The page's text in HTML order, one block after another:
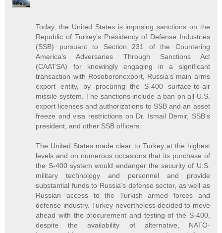
Today, the United States is imposing sanctions on the
Republic of Turkey’s Presidency of Defense Industries
(SSB) pursuant to Section 231 of the Countering
America’s Adversaries Through Sanctions Act
(CAATSA) for knowingly engaging in a significant
transaction with Rosoboronexport, Russia’s main arms
export entity, by procuring the S-400 surface-to-air
missile system. The sanctions include a ban on all U.S.
export licenses and authorizations to SSB and an asset
freeze and visa restrictions on Dr. Ismail Demir, SSB’s
president, and other SSB officers.
The United States made clear to Turkey at the highest
levels and on numerous occasions that its purchase of
the S-400 system would endanger the security of U.S.
military technology and personnel and provide
substantial funds to Russia’s defense sector, as well as
Russian access to the Turkish armed forces and
defense industry. Turkey nevertheless decided to move
ahead with the procurement and testing of the S-400,
despite the availability of alternative, NATO-